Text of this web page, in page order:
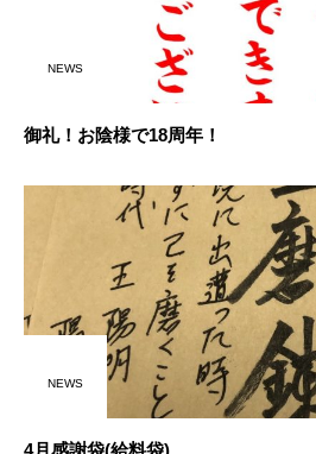
NEWS
御礼！お陰様で18周年！
NEWS
4月感謝袋(給料袋)